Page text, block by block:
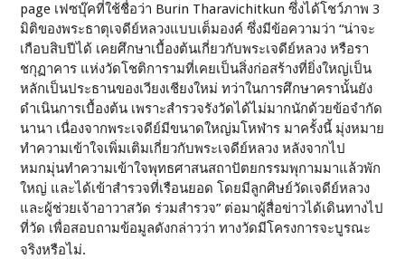
page เฟซบุ๊คที่ใช้ชื่อว่า Burin Tharavichitkun ซึ่งได้โชว์ภาพ 3
มิติของพระธาตุเจดีย์หลวงแบบเต็มองค์ ซึ่งมีข้อความว่า “น่าจะ
เกือบสิบปีได้ เคยศึกษาเบื้องต้นเกี่ยวกับพระเจดีย์หลวง หรือรา
ชกุฏาคาร แห่งวัดโชติการามที่เคยเป็นสิ่งก่อสร้างที่ยิ่งใหญ่เป็น
หลักเป็นประธานของเวียงเชียงใหม่ ทว่าในการศึกษาครานั้นยัง
ดำเนินการเบื้องต้น เพราะสำรวจรังวัดได้ไม่มากนักด้วยข้อจำกัด
นานา เนื่องจากพระเจดีย์มีขนาดใหญ่มโหฬาร มาครั้งนี้ มุ่งหมาย
ทำความเข้าใจเพิ่มเติมเกี่ยวกับพระเจดีย์หลวง หลังจากไป
หมกมุ่นทำความเข้าใจพุทธศาสนสถาปัตยกรรมพุกามมาแล้วพัก
ใหญ่ และได้เข้าสำรวจที่เรือนยอด โดยมีลูกศิษย์วัดเจดีย์หลวง
และผู้ช่วยเจ้าอาวาสวัด ร่วมสำรวจ” ต่อมาผู้สื่อข่าวได้เดินทางไป
ที่วัด เพื่อสอบถามข้อมูลดังกล่าวว่า ทางวัดมีโครงการจะบูรณะ
จริงหรือไม่.